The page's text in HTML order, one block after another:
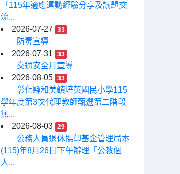
「115年適應運動經驗分享及議題交
流...
2026-07-27
33
防毒宣導
2026-07-31
33
交通安全月宣導
2026-08-05
33
彰化縣和美鎮培英國民小學115
學年度第3次代理教師甄選第二階段
無...
2026-08-03
29
公務人員退休撫卹基金管理局本
(115)年8月26日下午辦理「公教個
人...